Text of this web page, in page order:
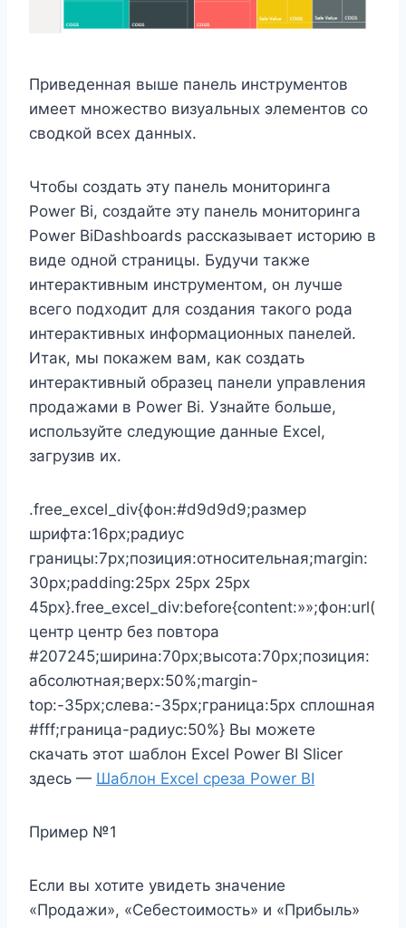
Приведенная выше панель инструментов
имеет множество визуальных элементов со
сводкой всех данных.
Чтобы создать эту панель мониторинга
Power Bi, создайте эту панель мониторинга
Power BiDashboards рассказывает историю в
виде одной страницы. Будучи также
интерактивным инструментом, он лучше
всего подходит для создания такого рода
интерактивных информационных панелей.
Итак, мы покажем вам, как создать
интерактивный образец панели управления
продажами в Power Bi. Узнайте больше,
используйте следующие данные Excel,
загрузив их.
.free_excel_div{фон:#d9d9d9;размер
шрифта:16px;радиус
границы:7px;позиция:относительная;margin:
30px;padding:25px 25px 25px
45px}.free_excel_div:before{content:»»;фон:url(
центр центр без повтора
#207245;ширина:70px;высота:70px;позиция:
абсолютная;верх:50%;margin-
top:-35px;слева:-35px;граница:5px сплошная
#fff;граница-радиус:50%} Вы можете
скачать этот шаблон Excel Power BI Slicer
здесь — Шаблон Excel среза Power BI
Пример №1
Если вы хотите увидеть значение
«Продажи», «Себестоимость» и «Прибыль»